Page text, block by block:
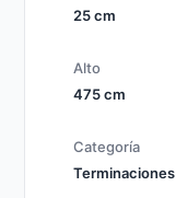
25 cm
Alto
475 cm
Categoría
Terminaciones